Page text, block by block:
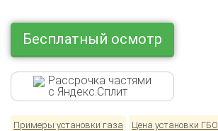
Бесплатный осмотр
Рассрочка частями
с Яндекс.Сплит
Примеры установки газа Цена установки ГБО